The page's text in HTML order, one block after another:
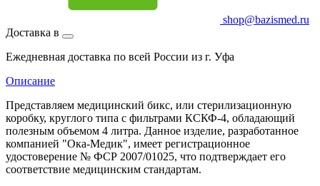
shop@bazismed.ru
Доставка в
Ежедневная доставка по всей России из г. Уфа
Описание
Представляем медицинский бикс, или стерилизационную
коробку, круглого типа с фильтрами КСКФ-4, обладающий
полезным объемом 4 литра. Данное изделие, разработанное
компанией "Ока-Медик", имеет регистрационное
удостоверение № ФСР 2007/01025, что подтверждает его
соответствие медицинским стандартам.